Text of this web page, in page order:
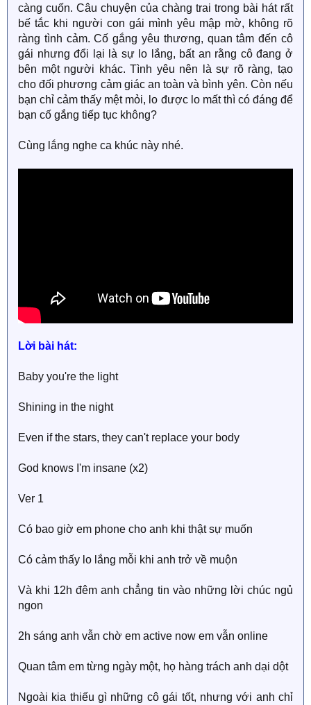
càng cuốn. Câu chuyện của chàng trai trong bài hát rất
bế tắc khi người con gái mình yêu mập mờ, không rõ
ràng tình cảm. Cố gắng yêu thương, quan tâm đến cô
gái nhưng đổi lại là sự lo lắng, bất an rằng cô đang ở
bên một người khác. Tình yêu nên là sự rõ ràng, tạo
cho đối phương cảm giác an toàn và bình yên. Còn nếu
bạn chỉ cảm thấy mệt mỏi, lo được lo mất thì có đáng để
bạn cố gắng tiếp tục không?
Cùng lắng nghe ca khúc này nhé.
Lời bài hát:
Baby you're the light
Shining in the night
Even if the stars, they can't replace your body
God knows I'm insane (x2)
Ver 1
Có bao giờ em phone cho anh khi thật sự muốn
Có cảm thấy lo lắng mỗi khi anh trở về muộn
Và khi 12h đêm anh chẳng tin vào những lời chúc ngủ
ngon
2h sáng anh vẫn chờ em active now em vẫn online
Quan tâm em từng ngày một, họ hàng trách anh dại dột
Ngoài kia thiếu gì những cô gái tốt, nhưng với anh chỉ